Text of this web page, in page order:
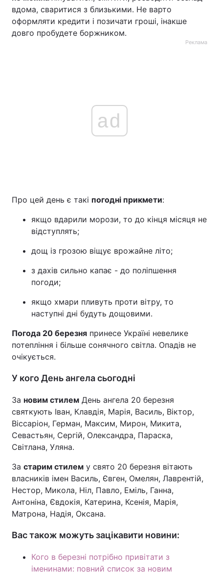
вдома, сваритися з близькими. Не варто
оформляти кредити і позичати гроші, інакше
довго пробудете боржником.
Реклама
ad
Про цей день є такі погодні прикмети:
якщо вдарили морози, то до кінця місяця не
відступлять;
дощ із грозою віщує врожайне літо;
з дахів сильно капає - до поліпшення
погоди;
якщо хмари пливуть проти вітру, то
наступні дні будуть дощовими.
Погода 20 березня принесе Україні невелике
потепління і більше сонячного світла. Опадів не
очікується.
У кого День ангела сьогодні
За новим стилем День ангела 20 березня
святкують Іван, Клавдія, Марія, Василь, Віктор,
Віссаріон, Герман, Максим, Мирон, Микита,
Севастьян, Сергій, Олександра, Параска,
Світлана, Уляна.
За старим стилем у свято 20 березня вітають
власників імен Василь, Євген, Омелян, Лаврентій,
Нестор, Микола, Ніл, Павло, Еміль, Ганна,
Антоніна, Євдокія, Катерина, Ксенія, Марія,
Матрона, Надія, Оксана.
Вас також можуть зацікавити новини:
Кого в березні потрібно привітати з
іменинами: повний список за новим